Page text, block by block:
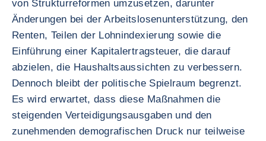
von Strukturreformen umzusetzen, darunter
Änderungen bei der Arbeitslosenunterstützung, den
Renten, Teilen der Lohnindexierung sowie die
Einführung einer Kapitalertragsteuer, die darauf
abzielen, die Haushaltsaussichten zu verbessern.
Dennoch bleibt der politische Spielraum begrenzt.
Es wird erwartet, dass diese Maßnahmen die
steigenden Verteidigungsausgaben und den
zunehmenden demografischen Druck nur teilweise